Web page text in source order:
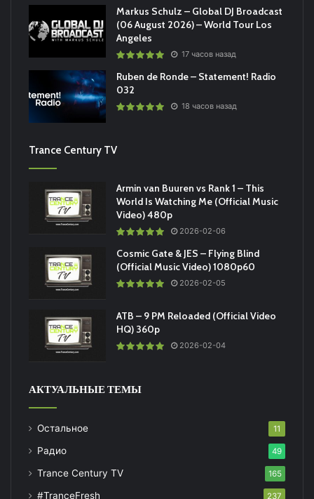
Markus Schulz – Global DJ Broadcast
(06 August 2026) – World Tour Los
Angeles
17 часов назад
Ruben de Ronde – Statement! Radio
032
18 часов назад
Trance Century TV
Armin van Buuren vs Rank 1 – This
World Is Watching Me (Official Music
Video) 480p
2026-02-06
Cosmic Gate & JES – Flying Blind
(Official Music Video) 1080p60
2026-02-05
ATB – 9 PM Reloaded (Official Video
HQ) 360p
2026-02-04
АКТУАЛЬНЫЕ ТЕМЫ
Остальное 11
Радио 49
Trance Century TV 165
#TranceFresh 237